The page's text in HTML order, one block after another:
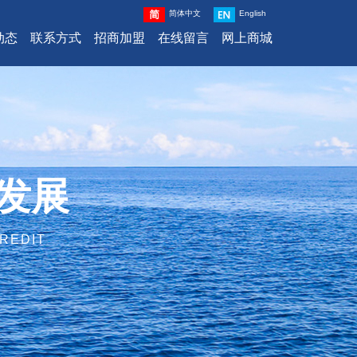
态 联系方式 招商加盟 在线留言 网上商城
简体中文 English
展